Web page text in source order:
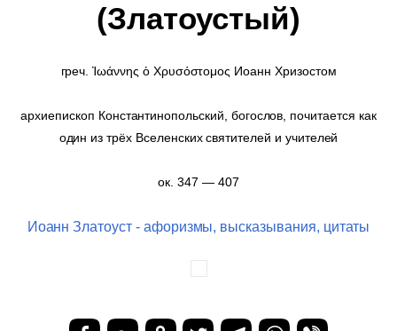
(Златоустый)
греч. Ἰωάννης ὁ Χρυσόστομος Иоанн Хризостом
архиепископ Константинопольский, богослов, почитается как
один из трёх Вселенских святителей и учителей
ок. 347 — 407
Иоанн Златоуст - афоризмы, высказывания, цитаты